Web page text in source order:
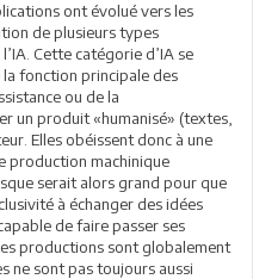
ont évolué vers les
de plusieurs types
Cette catégorie d’IA se
fonction principale des
ou de la
un produit «humanisé» (textes,
Elles obéissent donc à une
production machinique
serait alors grand pour que
à échanger des idées
de faire passer ses
productions sont globalement
ne sont pas toujours aussi